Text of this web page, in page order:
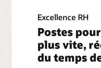
Excellence RH
Postes
plus vite,
du temps